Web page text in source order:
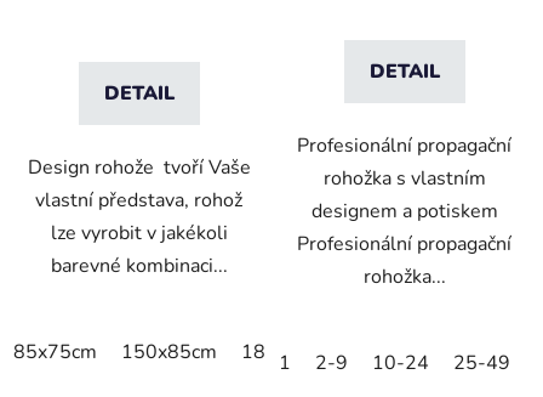
DETAIL
Design rohože tvoří Vaše
vlastní představa, rohož
lze vyrobit v jakékoli
barevné kombinaci...
85x75cm 150x85cm 180x115cm 250x150cm
DETAIL
Profesionální propagační
rohožka s vlastním
designem a potiskem
Profesionální propagační
rohožka...
1 2-9 10-24 25-49